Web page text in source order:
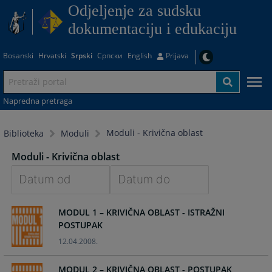
Odjeljenje za sudsku
dokumentaciju i edukaciju
Bosanski Hrvatski Srpski Српски English Prijava
Napredna pretraga
Biblioteka Moduli Moduli - Krivična oblast
Moduli - Krivična oblast
forward
to
interact
with
the
forward
with
the
MODUL 1 – KRIVIČNA OBLAST - ISTRAŽNI
POSTUPAK
12.04.2008.
MODUL 2 – KRIVIČNA OBLAST - POSTUPAK